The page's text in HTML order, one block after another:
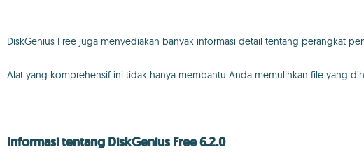
DiskGenius Free juga menyediakan banyak informasi detail tentang perangkat
Alat yang komprehensif ini tidak hanya membantu Anda memulihkan file yang
Informasi tentang DiskGenius Free 6.2.0